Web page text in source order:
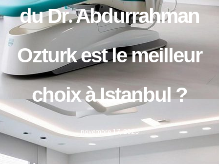
du Dr. Abdurrahman
Ozturk est le meilleur
choix à Istanbul ?
novembre 17, 2025